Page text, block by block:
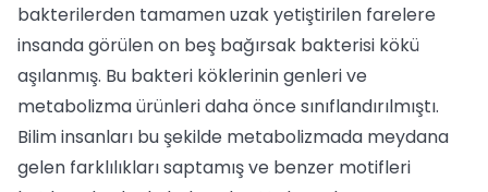
bakterilerden tamamen uzak yetiştirilen farelere
insanda görülen on beş bağırsak bakterisi kökü
aşılanmış. Bu bakteri köklerinin genleri ve
metabolizma ürünleri daha önce sınıflandırılmıştı.
Bilim insanları bu şekilde metabolizmada meydana
gelen farklılıkları saptamış ve benzer motifleri